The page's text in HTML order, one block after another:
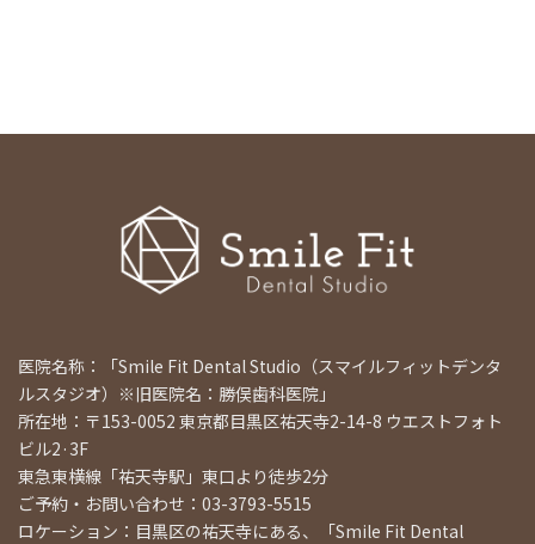
医院名称：「Smile Fit Dental Studio（スマイルフィットデンタ
ルスタジオ）※旧医院名：勝俣歯科医院」
所在地：〒153-0052 東京都目黒区祐天寺2-14-8 ウエストフォト
ビル2·3F
東急東横線「祐天寺駅」東口より徒歩2分
ご予約・お問い合わせ：03-3793-5515
ロケーション：目黒区の祐天寺にある、「Smile Fit Dental